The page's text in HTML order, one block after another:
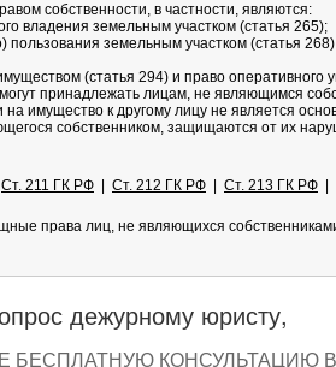
собственности, в частности, являются:
владения земельным участком (статья 265);
пользования земельным участком (статья
(статья 294) и право оперативного
принадлежать лицам, не являющимся
на имущество к другому лицу не является
собственником, защищаются от их
Ст. 211 ГК РФ Ст. 212 ГК РФ Ст. 213 ГК РФ
права лиц, не являющихся
дежурному юристу,
БЕСПЛАТНУЮ КОНСУЛЬТАЦИЮ